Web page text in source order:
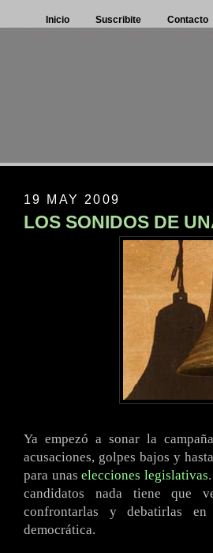
Inicio Suscribite Contacto
19 MAY 2009
LOS SONIDOS DE
Ya empezó a sonar la
acusaciones, golpes bajos y
para unaselecciones legislativas
candidatos nada tiene que
confrontarlas y debatirlas
democrática.